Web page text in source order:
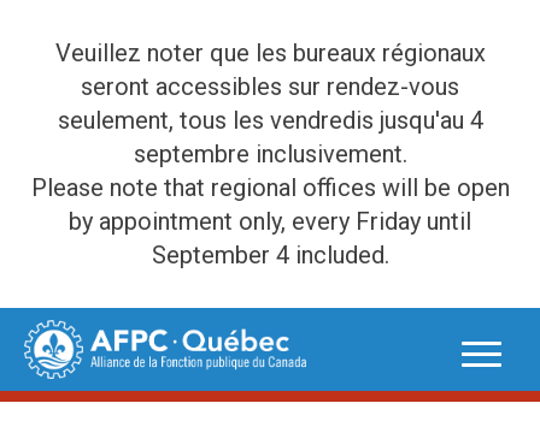
Veuillez noter que les bureaux régionaux
seront accessibles sur rendez-vous
seulement, tous les vendredis jusqu'au 4
septembre inclusivement.
Please note that regional offices will be open
by appointment only, every Friday until
September 4 included.
Skip
content